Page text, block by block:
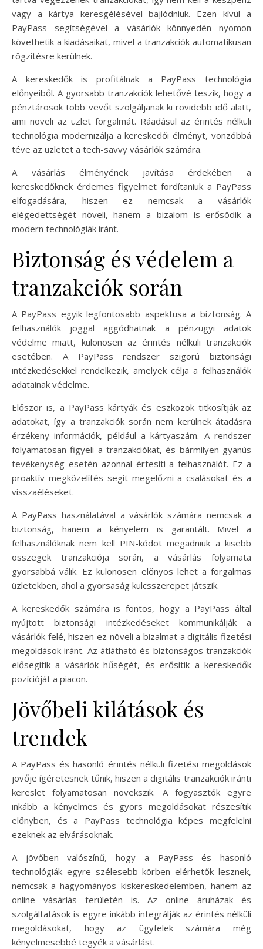
vagy a kártya keresgélésével bajlódniuk. Ezen kívül a
PayPass segítségével a vásárlók könnyedén nyomon
követhetik a kiadásaikat, mivel a tranzakciók automatikusan
rögzítésre kerülnek.
A kereskedők is profitálnak a PayPass technológia
előnyeiből. A gyorsabb tranzakciók lehetővé teszik, hogy a
pénztárosok több vevőt szolgáljanak ki rövidebb idő alatt,
ami növeli az üzlet forgalmát. Ráadásul az érintés nélküli
technológia modernizálja a kereskedői élményt, vonzóbbá
téve az üzletet a tech-savvy vásárlók számára.
A vásárlás élményének javítása érdekében a
kereskedőknek érdemes figyelmet fordítaniuk a PayPass
elfogadására, hiszen ez nemcsak a vásárlók
elégedettségét növeli, hanem a bizalom is erősödik a
modern technológiák iránt.
Biztonság és védelem a
tranzakciók során
A PayPass egyik legfontosabb aspektusa a biztonság. A
felhasználók joggal aggódhatnak a pénzügyi adatok
védelme miatt, különösen az érintés nélküli tranzakciók
esetében. A PayPass rendszer szigorú biztonsági
intézkedésekkel rendelkezik, amelyek célja a felhasználók
adatainak védelme.
Először is, a PayPass kártyák és eszközök titkosítják az
adatokat, így a tranzakciók során nem kerülnek átadásra
érzékeny információk, például a kártyaszám. A rendszer
folyamatosan figyeli a tranzakciókat, és bármilyen gyanús
tevékenység esetén azonnal értesíti a felhasználót. Ez a
proaktív megközelítés segít megelőzni a csalásokat és a
visszaéléseket.
A PayPass használatával a vásárlók számára nemcsak a
biztonság, hanem a kényelem is garantált. Mivel a
felhasználóknak nem kell PIN-kódot megadniuk a kisebb
összegek tranzakciója során, a vásárlás folyamata
gyorsabbá válik. Ez különösen előnyös lehet a forgalmas
üzletekben, ahol a gyorsaság kulcsszerepet játszik.
A kereskedők számára is fontos, hogy a PayPass által
nyújtott biztonsági intézkedéseket kommunikálják a
vásárlók felé, hiszen ez növeli a bizalmat a digitális fizetési
megoldások iránt. Az átlátható és biztonságos tranzakciók
elősegítik a vásárlók hűségét, és erősítik a kereskedők
pozícióját a piacon.
Jövőbeli kilátások és
trendek
A PayPass és hasonló érintés nélküli fizetési megoldások
jövője ígéretesnek tűnik, hiszen a digitális tranzakciók iránti
kereslet folyamatosan növekszik. A fogyasztók egyre
inkább a kényelmes és gyors megoldásokat részesítik
előnyben, és a PayPass technológia képes megfelelni
ezeknek az elvárásoknak.
A jövőben valószínű, hogy a PayPass és hasonló
technológiák egyre szélesebb körben elérhetők lesznek,
nemcsak a hagyományos kiskereskedelemben, hanem az
online vásárlás területén is. Az online áruházak és
szolgáltatások is egyre inkább integrálják az érintés nélküli
megoldásokat, hogy az ügyfelek számára még
kényelmesebbé tegyék a vásárlást.